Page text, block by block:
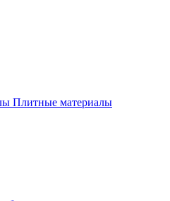
Плитные материалы